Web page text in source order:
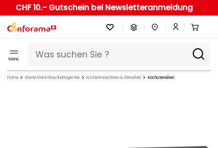
CHF 10.- Gutschein bei Newsletteranmeldung
Menü
Home Kleine Elektrohaushaltsgeräte Küchenmaschinen & Utensilien Kochutensilien